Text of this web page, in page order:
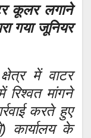
कूलर लगाने
गया जूनियर
में वाटर
मांगने
करते हुए
कार्यालय के